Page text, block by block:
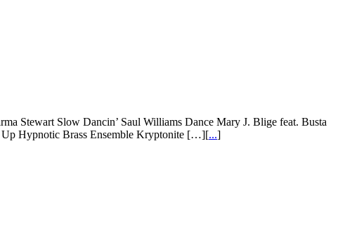
Stewart Slow Dancin’ Saul Williams Dance Mary J. Blige feat. Busta
Up Hypnotic Brass Ensemble Kryptonite […][...]